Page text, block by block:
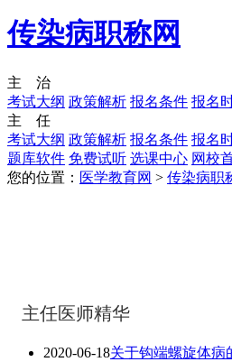
传染病职称网
主 治
考试大纲 政策解析 报名条件 报名
主 任
考试大纲 政策解析 报名条件 报名
题库软件 免费试听 选课中心 网校
您的位置： 医学教育网 > 传染病职
主任医师精华
2020-06-18关于钩端螺旋体病